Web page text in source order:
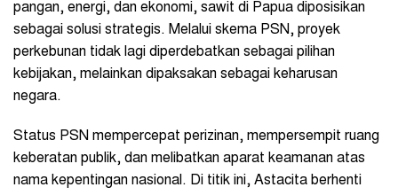
pangan, energi, dan ekonomi, sawit di Papua diposisikan
sebagai solusi strategis. Melalui skema PSN, proyek
perkebunan tidak lagi diperdebatkan sebagai pilihan
kebijakan, melainkan dipaksakan sebagai keharusan
negara.
Status PSN mempercepat perizinan, mempersempit ruang
keberatan publik, dan melibatkan aparat keamanan atas
nama kepentingan nasional. Di titik ini, Astacita berhenti